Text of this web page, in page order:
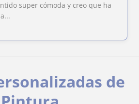
super cómoda y creo que ha
de